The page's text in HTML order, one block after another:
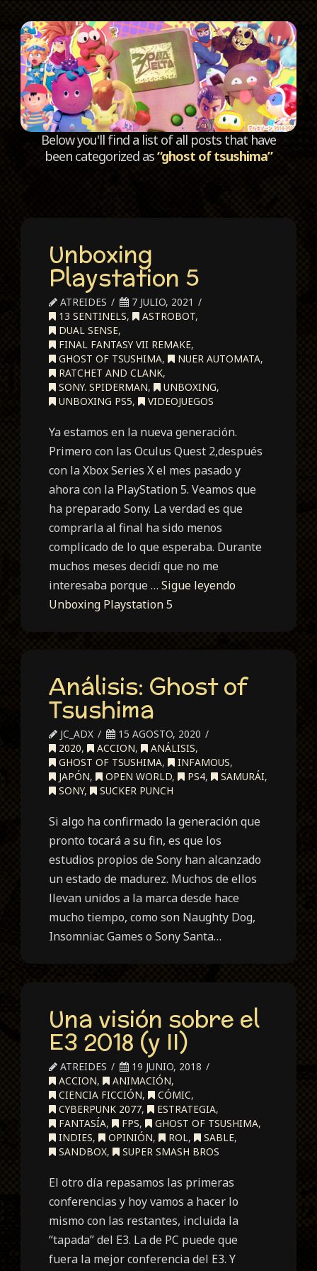
Below you'll find a list of all posts that have
been categorized as“ghost of tsushima”
Unboxing
Playstation 5
ATREIDES
7 JULIO, 2021
13 SENTINELS, ASTROBOT,
DUAL SENSE,
FINAL FANTASY VII REMAKE,
GHOST OF TSUSHIMA, NUER AUTOMATA,
RATCHET AND CLANK,
SONY. SPIDERMAN, UNBOXING,
UNBOXING PS5, VIDEOJUEGOS
Ya estamos en la nueva generación.
Primero con las Oculus Quest 2,después
con la Xbox Series X el mes pasado y
ahora con la PlayStation 5. Veamos que
ha preparado Sony. La verdad es que
comprarla al final ha sido menos
complicado de lo que esperaba. Durante
muchos meses decidí que no me
interesaba porque …Sigue leyendo
Unboxing Playstation 5
Análisis: Ghost of
Tsushima
JC_ADX
15 AGOSTO, 2020
2020, ACCION, ANÁLISIS,
GHOST OF TSUSHIMA, INFAMOUS,
JAPÓN, OPEN WORLD, PS4, SAMURÁI,
SONY, SUCKER PUNCH
Si algo ha confirmado la generación que
pronto tocará a su fin, es que los
estudios propios de Sony han alcanzado
un estado de madurez. Muchos de ellos
llevan unidos a la marca desde hace
mucho tiempo, como son Naughty Dog,
Insomniac Games o Sony Santa…
Una visión sobre el
E3 2018 (y II)
ATREIDES
19 JUNIO, 2018
ACCION, ANIMACIÓN,
CIENCIA FICCIÓN, CÓMIC,
CYBERPUNK 2077, ESTRATEGIA,
FANTASÍA, FPS, GHOST OF TSUSHIMA,
INDIES, OPINIÓN, ROL, SABLE,
SANDBOX, SUPER SMASH BROS
El otro día repasamos las primeras
conferencias y hoy vamos a hacer lo
mismo con las restantes, incluida la
“tapada” del E3. La de PC puede que
fuera la mejor conferencia del E3. Y